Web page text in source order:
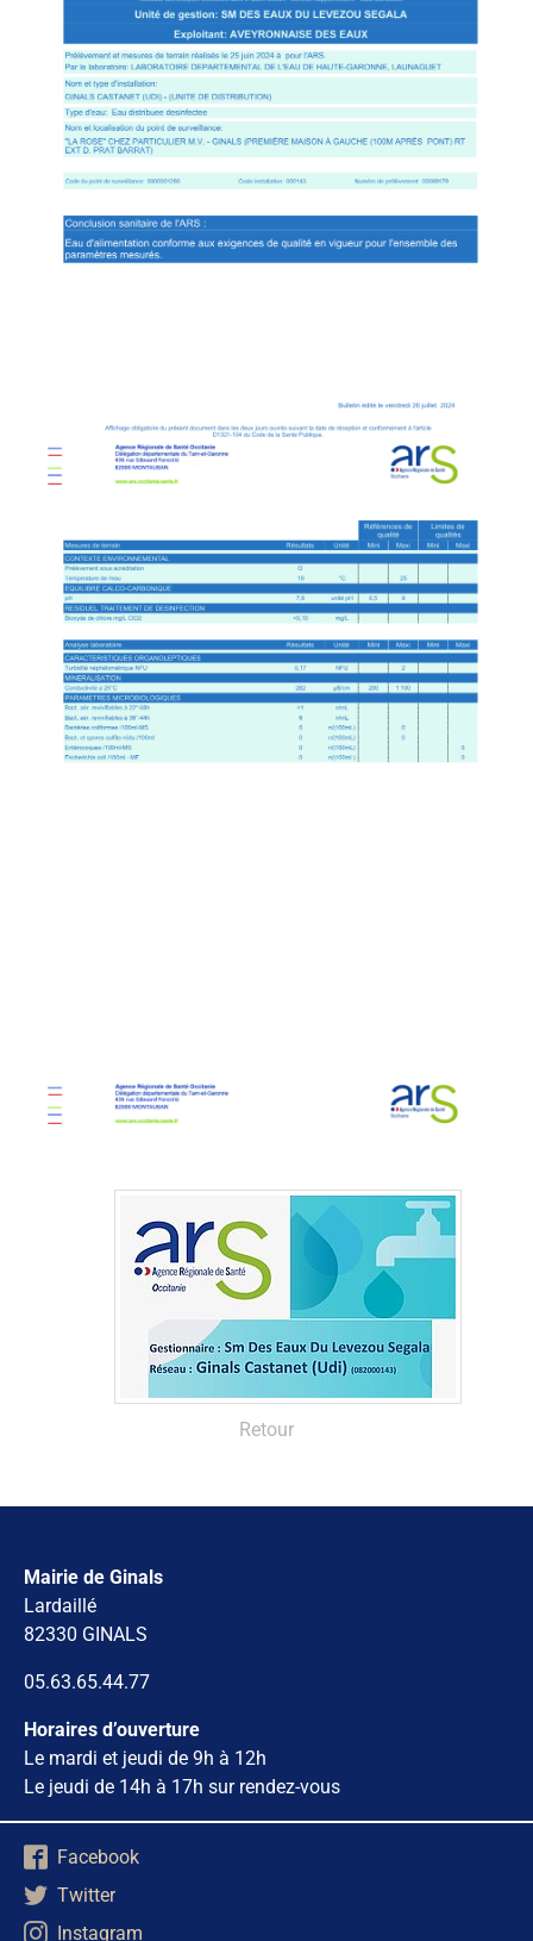
Retour
Mairie de Ginals
Lardaillé
82330 GINALS
05.63.65.44.77
Horaires d’ouverture
Le mardi et jeudi de 9h à 12h
Le jeudi de 14h à 17h sur rendez-vous
Facebook
Twitter
Instagram